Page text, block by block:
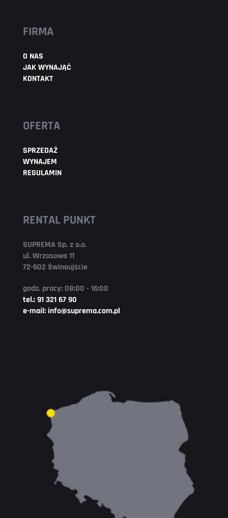
FIRMA
O NAS
JAK WYNAJĄĆ
KONTAKT
OFERTA
SPRZEDAŻ
WYNAJEM
REGULAMIN
RENTAL PUNKT
SUPREMA Sp. z o.o.
ul. Wrzosowa 11
72-602 Świnoujście
godz. pracy: 08:00 - 16:00
tel.: 91 321 67 90
e-mail: info@suprema.com.pl